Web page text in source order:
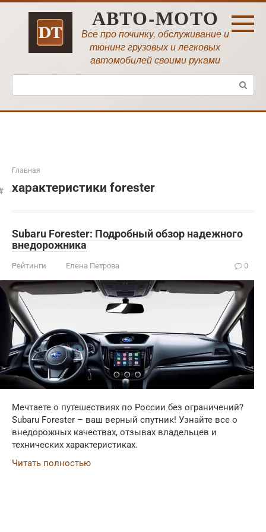
Перейти
АВТО-МОТО
Все про починку, обслуживание и
тюнинг грузовых и легковых
автомобилей своими руками
Поиск:
Главная
характеристики forester
Subaru Forester: Подробный обзор надежного
внедорожника
Рейтинги Елена Петрова 0
Мечтаете о путешествиях по России без ограничений?
Subaru Forester – ваш верный спутник! Узнайте все о
внедорожных качествах, отзывах владельцев и
технических характеристиках.
Читать полностью